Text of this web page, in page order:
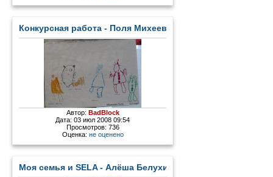
Конкурсная работа - Поля Михеева.jpg
Автор: BadBlock
Дата: 03 июл 2008 09:54
Просмотров: 736
Оценка: не оценено
Моя семья и SELA - Алёша Белухин.jpg